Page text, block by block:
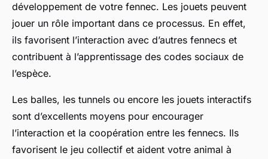
développement de votre fennec. Les jouets peuvent
jouer un rôle important dans ce processus. En effet,
ils favorisent l’interaction avec d’autres fennecs et
contribuent à l’apprentissage des codes sociaux de
l’espèce.
Les balles, les tunnels ou encore les jouets interactifs
sont d’excellents moyens pour encourager
l’interaction et la coopération entre les fennecs. Ils
favorisent le jeu collectif et aident votre animal à